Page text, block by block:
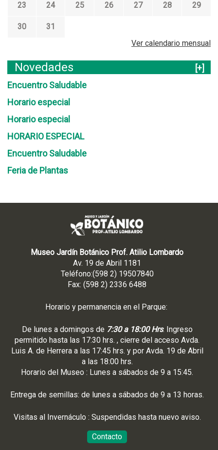
23 24 25 26 27 28 29
30
31
Ver calendario mensual
Novedades
[+]
Encuentro Saludable
Horario especial
Horario especial
HORARIO ESPECIAL
Encuentro Saludable
Feria de Plantas
Museo Jardín Botánico Prof. Atilio Lombardo
Av. 19 de Abril 1181
Teléfono:(598 2) 19507840
Fax: (598 2) 2336 6488
Horario y permanencia en el Parque:
De lunes a domingos de 7:30 a 18:00 Hrs. Ingreso
permitido hasta las 17:30 hrs. , cierre del acceso Avda.
Luis A. de Herrera a las 17:45 hrs. y por Avda. 19 de Abril
a las 18:00 hrs.
Horario del Museo : Lunes a sábados de 9 a 15:45.
Entrega de semillas: de lunes a sábados de 9 a 13 horas.
Visitas al Invernáculo : Suspendidas hasta nuevo aviso.
Contacto